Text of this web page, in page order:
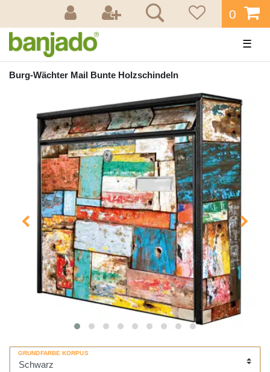
0
☰
Burg-Wächter Mail Bunte Holzschindeln
GRUNDFARBE KORPUS